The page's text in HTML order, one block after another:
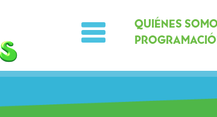
QUIÉNES